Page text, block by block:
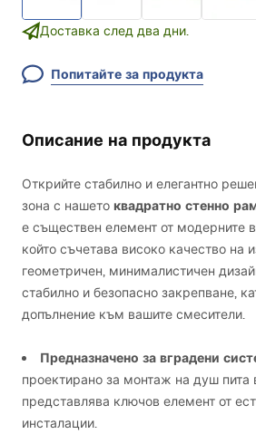
Доставка след два дни.
Попитайте за продукта
Описание на продукта
Открийте стабилно и елегантно
зона с нашето квадратно стенно
е съществен елемент от модерните
който съчетава високо качество на
геометричен, минималистичен
стабилно и безопасно закрепване,
допълнение към вашите смесители.
Предназначено за вградени
проектирано за монтаж на душ пита
представлява ключов елемент от
инсталации.